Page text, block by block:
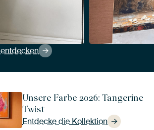
Unsere Farbe 2026: Tangerine
Twist
Entdecke die Kollektion